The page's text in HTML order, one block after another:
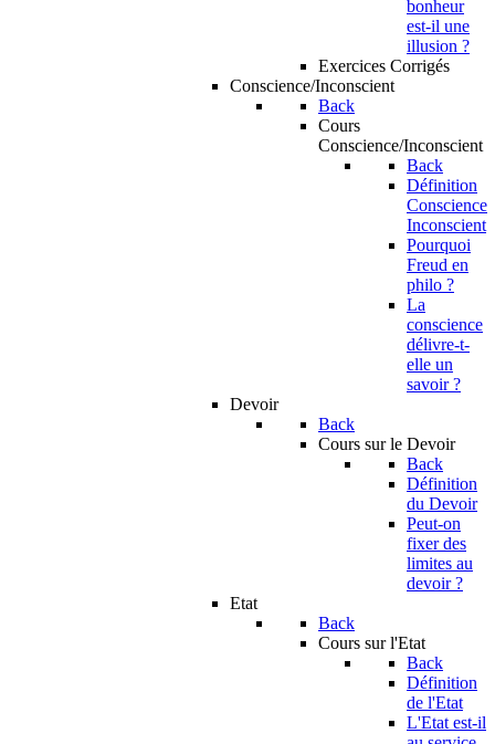
bonheur
est-il une
illusion ?
Exercices Corrigés
Conscience/Inconscient
Back
Cours
Conscience/Inconscient
Back
Définition
Conscience
Inconscient
Pourquoi
Freud en
philo ?
La
conscience
délivre-t-
elle un
savoir ?
Devoir
Back
Cours sur le Devoir
Back
Définition
du Devoir
Peut-on
fixer des
limites au
devoir ?
Etat
Back
Cours sur l'Etat
Back
Définition
de l'Etat
L'Etat est-il